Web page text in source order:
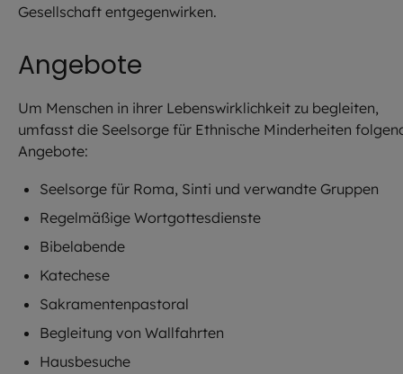
Gesellschaft entgegenwirken.
Angebote
Um Menschen in ihrer Lebenswirklichkeit zu begleiten,
umfasst die Seelsorge für Ethnische Minderheiten
Angebote:
Seelsorge für Roma, Sinti und verwandte Gruppen
Regelmäßige Wortgottesdienste
Bibelabende
Katechese
Sakramentenpastoral
Begleitung von Wallfahrten
Hausbesuche